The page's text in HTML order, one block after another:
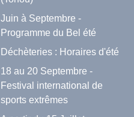
Juin à Septembre -
Programme du Bel été
Déchèteries : Horaires d'été
18 au 20 Septembre -
Festival international de
sports extrêmes